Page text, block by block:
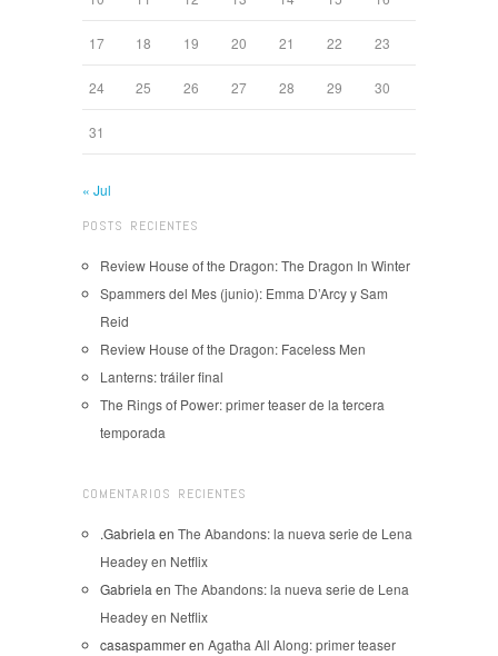
17 18 19 20 21 22 23
24 25 26 27 28 29 30
31
« Jul
POSTS RECIENTES
Review House of the Dragon: The Dragon In Winter
Spammers del Mes (junio): Emma D’Arcy y Sam
Reid
Review House of the Dragon: Faceless Men
Lanterns: tráiler final
The Rings of Power: primer teaser de la tercera
temporada
COMENTARIOS RECIENTES
.Gabriela en The Abandons: la nueva serie de Lena
Headey en Netflix
Gabriela en The Abandons: la nueva serie de Lena
Headey en Netflix
casaspammeren Agatha All Along: primer teaser